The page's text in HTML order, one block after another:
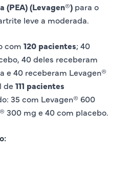
(Levagen®) para o
leve a moderada.
com 120 pacientes; 40
40 deles receberam
e 40 receberam Levagen®
de 111 pacientes
35 com Levagen® 600
300 mg e 40 com placebo.